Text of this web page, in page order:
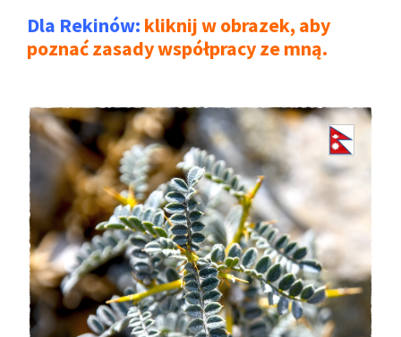
Dla Rekinów: kliknij w obrazek, aby
poznać zasady współpracy ze mną.